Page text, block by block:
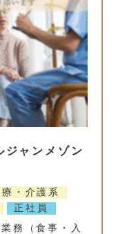
ャンメゾン
療・介護系
正社員
務（食事・入